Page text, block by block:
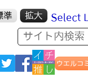
準 拡大 Select
ウエルコ